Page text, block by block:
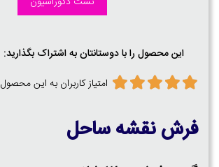
این محصول را با دوستانتان به اشتراک بگذارید:
امتیاز کاربران به این محصول
فرش نقشه ساحل